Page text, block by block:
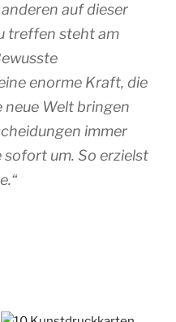
auf dieser
treffen steht am
enorme Kraft, die
neue Welt bringen
immer
sofort um. So erzielst